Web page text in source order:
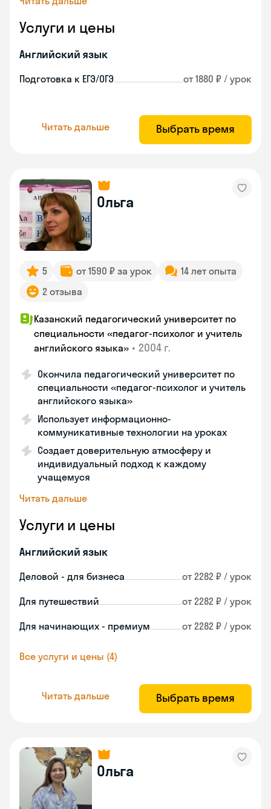
Услуги и цены
Английский язык
Подготовка к ЕГЭ/ОГЭ от 1880 ₽ / урок
Читать дальше Выбрать время
Ольга
5 от 1590 ₽ за урок
14 лет опыта
2 отзыва
Казанский педагогический университет по
специальности «педагог-психолог и учитель
английского языка» • 2004 г.
Окончила педагогический университет по
специальности «педагог-психолог и учитель
английского языка»
Использует информационно-
коммуникативные технологии на уроках
Создает доверительную атмосферу и
индивидуальный подход к каждому
учащемуся
Читать дальше
Услуги и цены
Английский язык
Деловой - для бизнеса от 2282 ₽ / урок
Для путешествий от 2282 ₽ / урок
Для начинающих - премиум от 2282 ₽ / урок
Все услуги и цены (4)
Читать дальше Выбрать время
Ольга